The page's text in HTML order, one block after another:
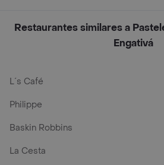
Restaurantes similares a
Engativá
L´s Café
Philippe
Baskin Robbins
La Cesta